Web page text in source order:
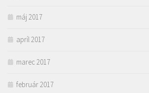
máj 2017
apríl 2017
marec 2017
február 2017